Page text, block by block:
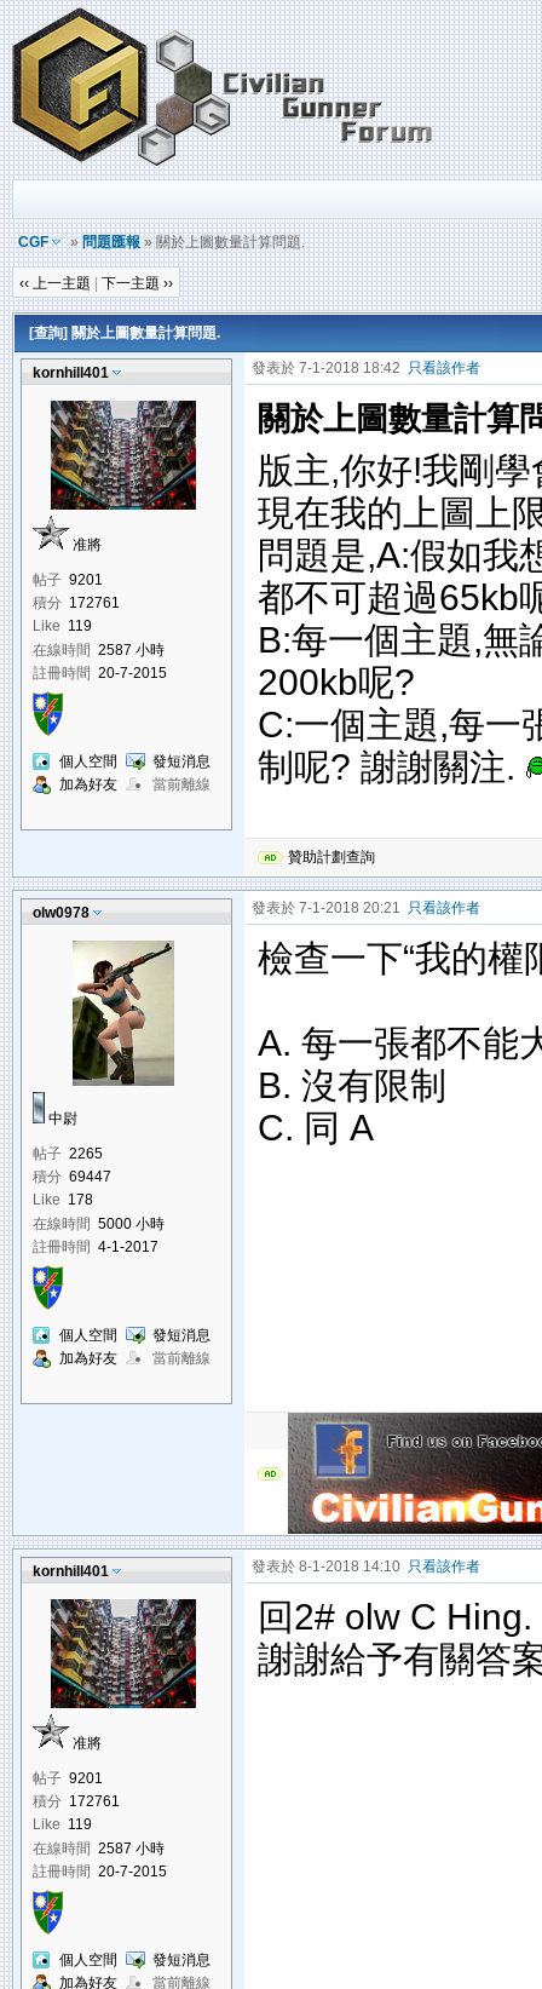
CGF »問題匯報» 關於上圖數量計算問題.
‹‹ 上一主題 下一主題 ››
[查詢] 關於上圖數量計算問題.
kornhill401
准將
帖子 9201
積分 172761
Like 119
在線時間 2587 小時
註冊時間 20-7-2015
個人空間
發短消息
加為好友
當前離線
發表於 7-1-2018 18:42 只看該作者
關於上圖數量計算
版主,你好!我剛
現在我的上圖上
問題是,A:假如我
都不可超過65kb
B:每一個主題,無
200kb呢?
C:一個主題,每一
制呢? 謝謝關注.
贊助計劃查詢
olw0978
中尉
帖子 2265
積分 69447
Like 178
在線時間 5000 小時
註冊時間 4-1-2017
個人空間
發短消息
加為好友
當前離線
發表於 7-1-2018 20:21 只看該作者
檢查一下“我的權
A. 每一張都不能
B. 沒有限制
C. 同 A
kornhill401
准將
帖子 9201
積分 172761
Like 119
在線時間 2587 小時
註冊時間 20-7-2015
個人空間
發短消息
加為好友
當前離線
發表於 8-1-2018 14:10 只看該作者
回2# olw C Hing.
謝謝給予有關答